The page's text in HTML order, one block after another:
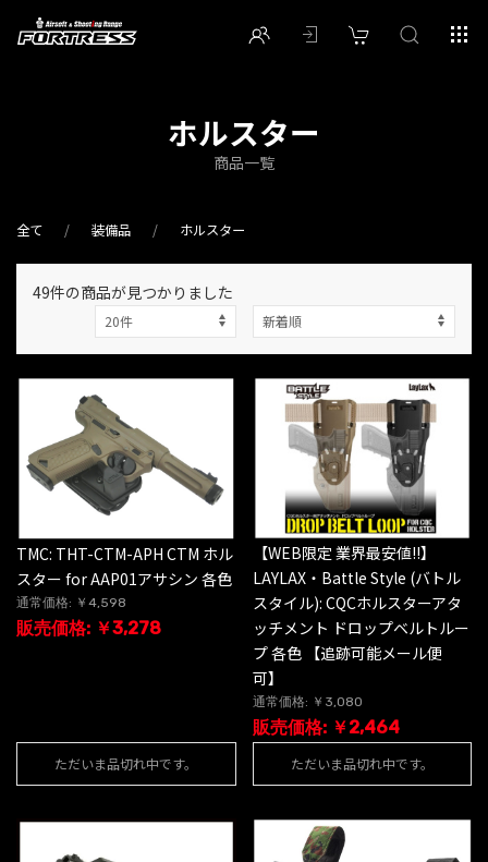
ホルスター
商品一覧
全て 装備品 ホルスター
49件の商品が見つかりました
TMC: THT-CTM-APH CTM ホル
スター for AAP01アサシン 各色
通常価格: ￥4,598
販売価格: ￥3,278
ただいま品切れ中です。
【WEB限定 業界最安値!!】
LAYLAX・Battle Style (バトル
スタイル): CQCホルスターアタ
ッチメント ドロップベルトルー
プ 各色 【追跡可能メール便
可】
通常価格: ￥3,080
販売価格: ￥2,464
ただいま品切れ中です。